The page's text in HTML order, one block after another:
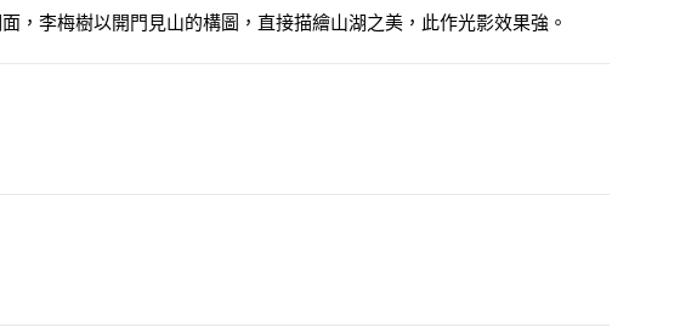
，李梅樹以開門見山的構圖，直接描繪山湖之美，此作光影效果強。